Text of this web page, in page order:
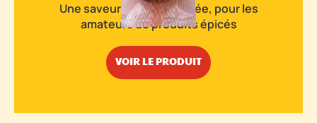
Une saveur plus prononcée, pour les
amateurs de produits épicés
VOIR LE PRODUIT